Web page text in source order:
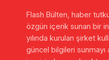
Flash Bülten, haber
özgün içerik sunan bir
yılında kurulan şirket
güncel bilgileri sunmayı